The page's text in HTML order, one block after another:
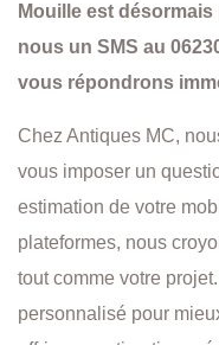
Mouille est
nous un SMS au
vous répondrons
Chez Antiques MC,
vous imposer un
estimation de votre
plateformes, nous
tout comme votre
personnalisé pour